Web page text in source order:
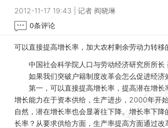
2012-11-17 19:43 记者 阎晓琳
0条评论
可以直接提高增长率，加大农村剩余劳动力转移
中国社会科学院人口与劳动经济研究所所长
如果我们突破户籍制度改革会怎么促进经济
第一，可以直接提高增长率，提高潜在增长
增长能力在于资本供给，生产进步，2000年开
自然，潜在增长率也会显著往下降。增长率下
长率？从要求供给方面，生产率提高方面通过